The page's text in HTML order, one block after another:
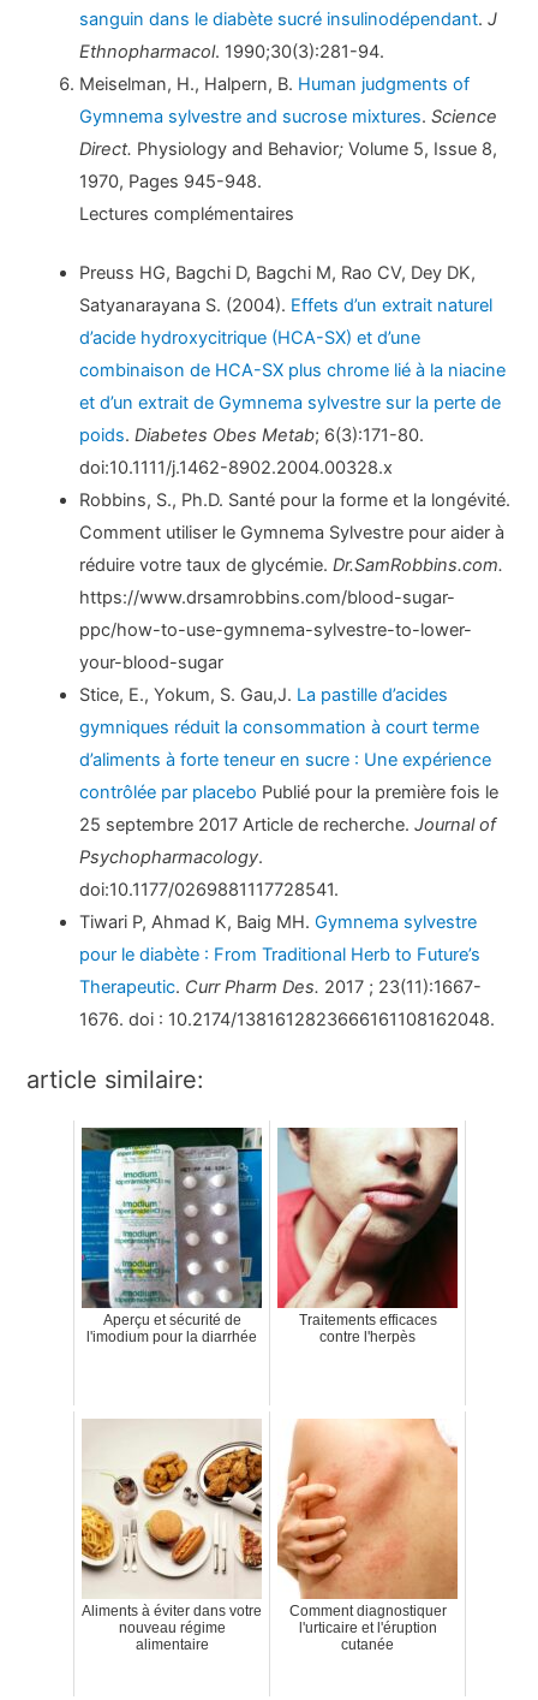
sanguin dans le diabète sucré insulinodépendant.J
Ethnopharmacol. 1990;30(3):281-94.
Meiselman, H., Halpern, B. Human judgments of
Gymnema sylvestre and sucrose mixtures.Science
Direct. Physiology and Behavior;Volume 5, Issue 8,
1970, Pages 945-948.
Lectures complémentaires
Preuss HG, Bagchi D, Bagchi M, Rao CV, Dey DK,
Satyanarayana S. (2004). Effets d’un extrait naturel
d’acide hydroxycitrique (HCA-SX) et d’une
combinaison de HCA-SX plus chrome lié à la niacine
et d’un extrait de Gymnema sylvestre sur la perte de
poids.Diabetes Obes Metab; 6(3):171-80.
doi:10.1111/j.1462-8902.2004.00328.x
Robbins, S., Ph.D. Santé pour la forme et la longévité.
Comment utiliser le Gymnema Sylvestre pour aider à
réduire votre taux de glycémie.Dr.SamRobbins.com.
https://www.drsamrobbins.com/blood-sugar-
ppc/how-to-use-gymnema-sylvestre-to-lower-
your-blood-sugar
Stice, E., Yokum, S. Gau,J. La pastille d’acides
gymniques réduit la consommation à court terme
d’aliments à forte teneur en sucre : Une expérience
contrôlée par placebo Publié pour la première fois le
25 septembre 2017 Article de recherche.Journal of
Psychopharmacology.
doi:10.1177/0269881117728541.
Tiwari P, Ahmad K, Baig MH.Gymnema sylvestre
pour le diabète : From Traditional Herb to Future’s
Therapeutic. Curr Pharm Des. 2017 ; 23(11):1667-
1676. doi : 10.2174/1381612823666161108162048.
article similaire:
Aperçu et sécurité de
l'imodium pour la diarrhée
Traitements efficaces
contre l'herpès
Aliments à éviter dans votre
nouveau régime
alimentaire
Comment diagnostiquer
l'urticaire et l'éruption
cutanée